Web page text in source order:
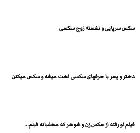
سکس سرپایی و نشسته زوج سکسی
دختر و پسر با حرفهای سکسی لخت میشه و سکس میکنن
فیلم لو رفته از سکس زن و شوهر که مخفیانه فیلم...